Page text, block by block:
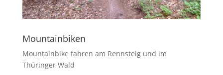
Mountainbiken
Mountainbike fahren am Rennsteig und im
Thüringer Wald